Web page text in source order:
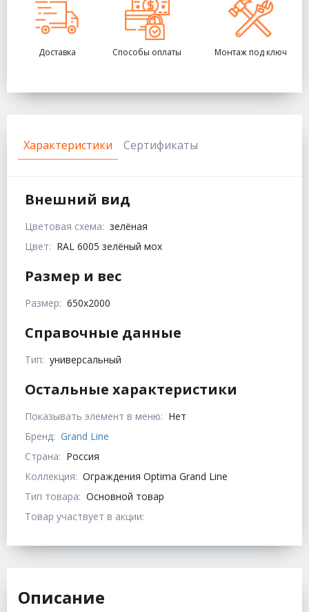
Доставка Способы оплаты Монтаж под ключ
Характеристики Сертификаты
Внешний вид
Цветовая схема: зелёная
Цвет: RAL 6005 зелёный мох
Размер и вес
Размер: 650х2000
Справочные данные
Тип: универсальный
Остальные характеристики
Показывать элемент в меню: Нет
Бренд: Grand Line
Страна: Россия
Коллекция: Ограждения Optima Grand Line
Тип товара: Основной товар
Товар участвует в акции:
Описание